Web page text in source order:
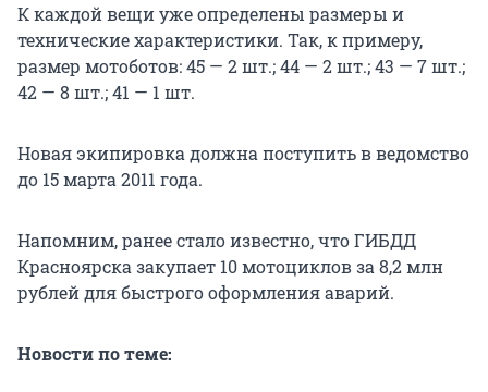
К каждой вещи уже определены размеры и
технические характеристики. Так, к примеру,
размер мотоботов: 45 — 2 шт.; 44 — 2 шт.; 43 — 7 шт.;
42 — 8 шт.; 41 — 1 шт.
Новая экипировка должна поступить в ведомство
до 15 марта 2011 года.
Напомним, ранее стало известно, что ГИБДД
Красноярска закупает 10 мотоциклов за 8,2 млн
рублей для быстрого оформления аварий.
Новости по теме: